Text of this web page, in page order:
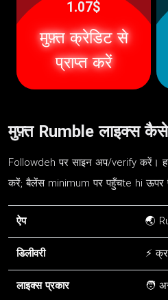
1.07$
मुफ़्त क्रेडिट से
प्राप्त करें
मुफ़्त Rumble लाइक्स कैसे
Followdeh पर साइन अप/verify करें।
करें; बैलेंस minimum पर पहुँचte hi
ऐप
🌏
डिलीवरी
⚡
लाइक्स प्रकार
🧑